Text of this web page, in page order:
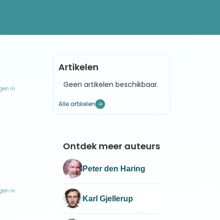
is:
in
in
Artikelen
Geen artikelen beschikbaar.
Alle artikelen
Ontdek meer auteurs
Peter den Haring
Karl Gjellerup